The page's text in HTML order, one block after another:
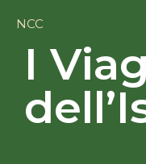
I
NCC